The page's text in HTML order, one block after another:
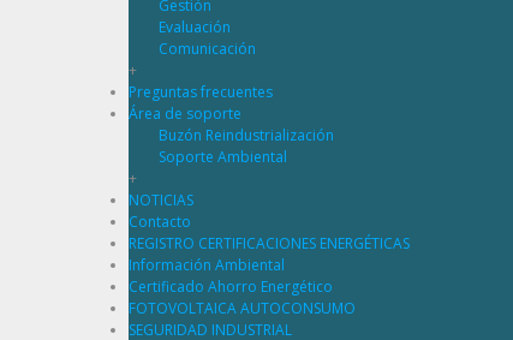
Gestión
Evaluación
Comunicación
+
Preguntas frecuentes
Área de soporte
Buzón Reindustrialización
Soporte Ambiental
+
NOTICIAS
Contacto
REGISTRO CERTIFICACIONES ENERGÉTICAS
Información Ambiental
Certificado Ahorro Energético
FOTOVOLTAICA AUTOCONSUMO
SEGURIDAD INDUSTRIAL